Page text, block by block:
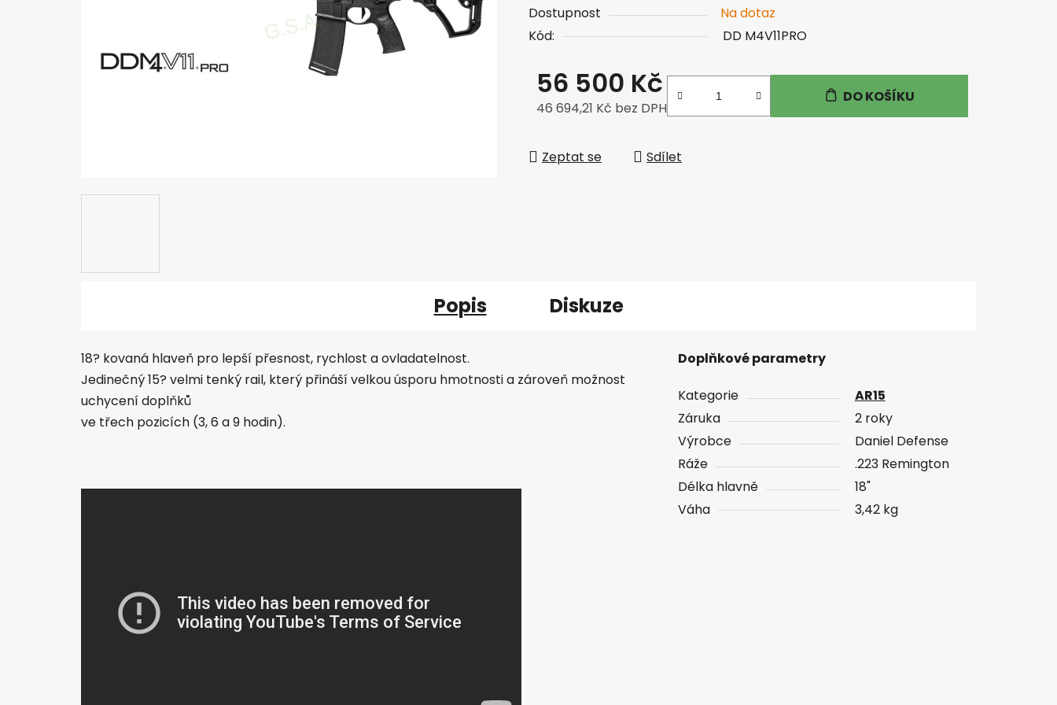
Dostupnost
Na dotaz
Kód:
DD M4V11PRO
56 500 Kč
46 694,21 Kč bez DPH
DO KOŠÍKU
Zeptat se Sdílet
Popis Diskuze
18? kovaná hlaveň pro lepší přesnost, rychlost a ovladatelnost.
Jedinečný 15? velmi tenký rail, který přináší velkou úsporu hmotnosti a zároveň možnost
uchycení doplňků
ve třech pozicích (3, 6 a 9 hodin).
Doplňkové parametry
Kategorie
AR15
Záruka
2 roky
Výrobce
Daniel Defense
Ráže
.223 Remington
Délka hlavně
18"
Váha
3,42 kg